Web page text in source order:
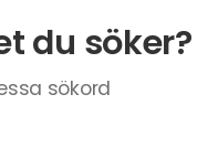
du söker?
sökord